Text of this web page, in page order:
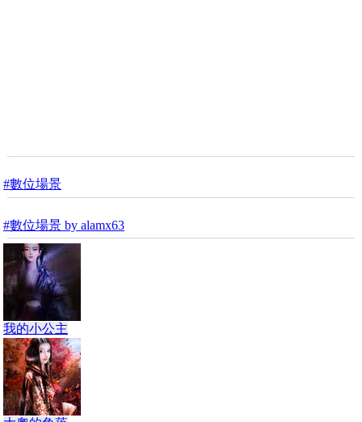
#數位場景
#數位場景 by alamx63
我的小公主